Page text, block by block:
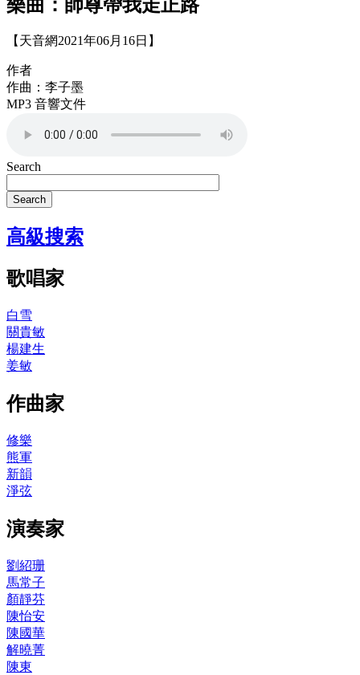
樂曲：師尊帶我走正路
【天音網2021年06月16日】
作者
作曲：李子墨
MP3 音響文件
Search
Search
高級搜索
歌唱家
白雪
關貴敏
楊建生
姜敏
作曲家
修樂
熊軍
新韻
淨弦
演奏家
劉紹珊
馬常子
顏靜芬
陳怡安
陳國華
解曉菁
陳東